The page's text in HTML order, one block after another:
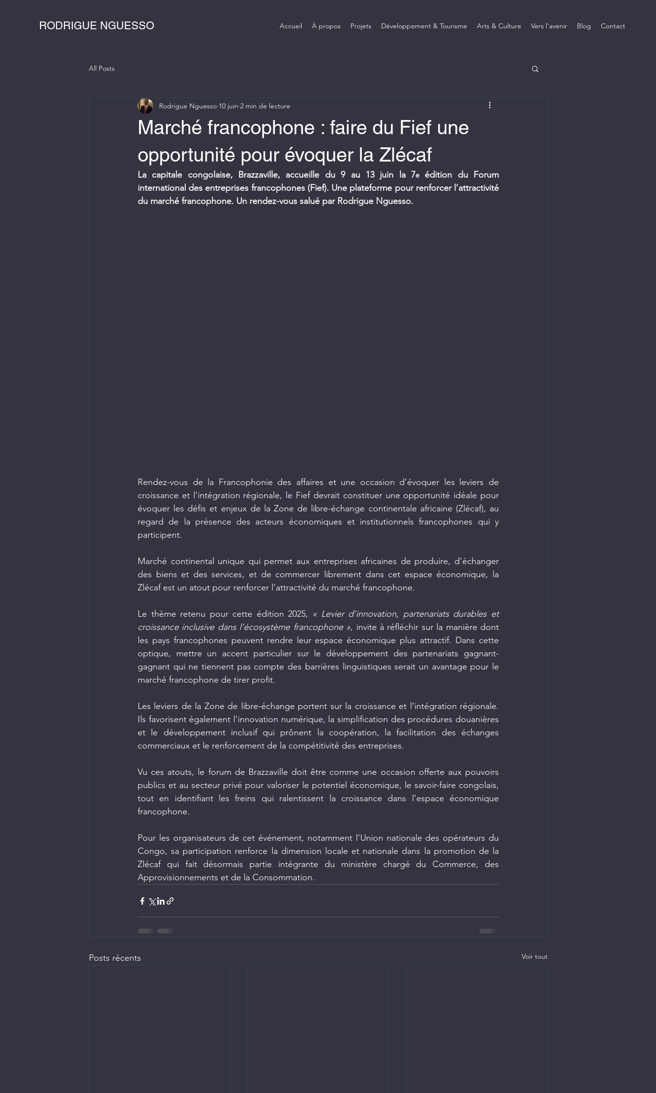
RODRIGUE NGUESSO Accueil À propos Projets Développement & Tourisme Arts & Culture Vers l'avenir Blog Contact
All Posts
Marché francophone : faire du Fief une
opportunité pour évoquer la Zlécaf
Rodrigue Nguesso 10 juin 2 min de lecture
La capitale congolaise, Brazzaville, accueille du 9 au 13 juin la 7e édition du Forum
international des entreprises francophones (Fief). Une plateforme pour renforcer l’attractivité
du marché francophone. Un rendez-vous salué par Rodrigue Nguesso.
Rendez-vous de la Francophonie des affaires et une occasion d’évoquer les leviers de
croissance et l’intégration régionale, le Fief devrait constituer une opportunité idéale pour
évoquer les défis et enjeux de la Zone de libre-échange continentale africaine (Zlécaf), au
regard de la présence des acteurs économiques et institutionnels francophones qui y
participent.
Marché continental unique qui permet aux entreprises africaines de produire, d’échanger
des biens et des services, et de commercer librement dans cet espace économique, la
Zlécaf est un atout pour renforcer l’attractivité du marché francophone.
Le thème retenu pour cette édition 2025, « Levier d’innovation, partenariats durables et
croissance inclusive dans l’écosystème francophone », invite à réfléchir sur la manière dont
les pays francophones peuvent rendre leur espace économique plus attractif. Dans cette
optique, mettre un accent particulier sur le développement des partenariats gagnant-
gagnant qui ne tiennent pas compte des barrières linguistiques serait un avantage pour le
marché francophone de tirer profit.
Les leviers de la Zone de libre-échange portent sur la croissance et l’intégration régionale.
Ils favorisent également l’innovation numérique, la simplification des procédures douanières
et le développement inclusif qui prônent la coopération, la facilitation des échanges
commerciaux et le renforcement de la compétitivité des entreprises.
Vu ces atouts, le forum de Brazzaville doit être comme une occasion offerte aux pouvoirs
publics et au secteur privé pour valoriser le potentiel économique, le savoir-faire congolais,
tout en identifiant les freins qui ralentissent la croissance dans l’espace économique
francophone.
Pour les organisateurs de cet événement, notamment l’Union nationale des opérateurs du
Congo, sa participation renforce la dimension locale et nationale dans la promotion de la
Zlécaf qui fait désormais partie intégrante du ministère chargé du Commerce, des
Approvisionnements et de la Consommation.
Posts récents Voir tout